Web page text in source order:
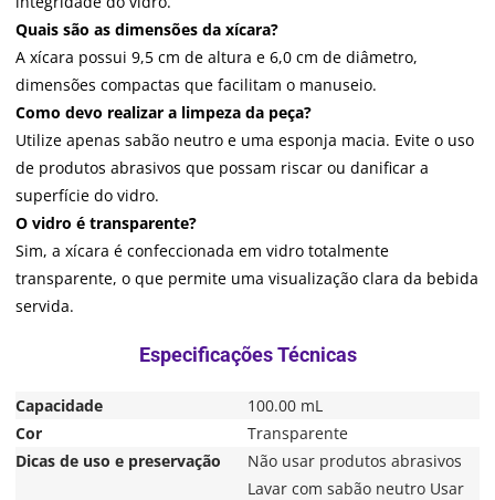
Quais são as dimensões da xícara?
A xícara possui 9,5 cm de altura e 6,0 cm de diâmetro,
dimensões compactas que facilitam o manuseio.
Como devo realizar a limpeza da peça?
Utilize apenas sabão neutro e uma esponja macia. Evite o uso
de produtos abrasivos que possam riscar ou danificar a
superfície do vidro.
O vidro é transparente?
Sim, a xícara é confeccionada em vidro totalmente
transparente, o que permite uma visualização clara da bebida
servida.
Capacidade
100.00 mL
Cor
Transparente
Dicas de uso e preservação
Não usar produtos abrasivos
Lavar com sabão neutro Usar